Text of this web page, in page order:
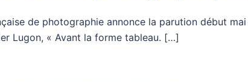
de photographie annonce la parution début
Lugon, « Avant la forme tableau. […]